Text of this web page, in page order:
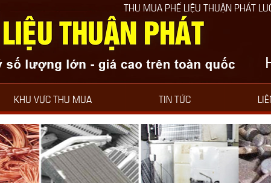
THU MUA PHẾ LIỆU THUẬN PHÁT LUÔN BIẾT ƠN VÀ
KHU VỰC THU MUA TIN TỨC